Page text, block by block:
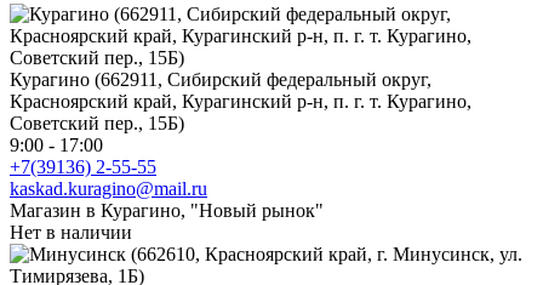
Курагино (662911, Сибирский федеральный округ,
Красноярский край, Курагинский р-н, п. г. т. Курагино,
Советский пер., 15Б)
9:00 - 17:00
+7(39136) 2-55-55
kaskad.kuragino@mail.ru
Магазин в Курагино, "Новый рынок"
Нет в наличии